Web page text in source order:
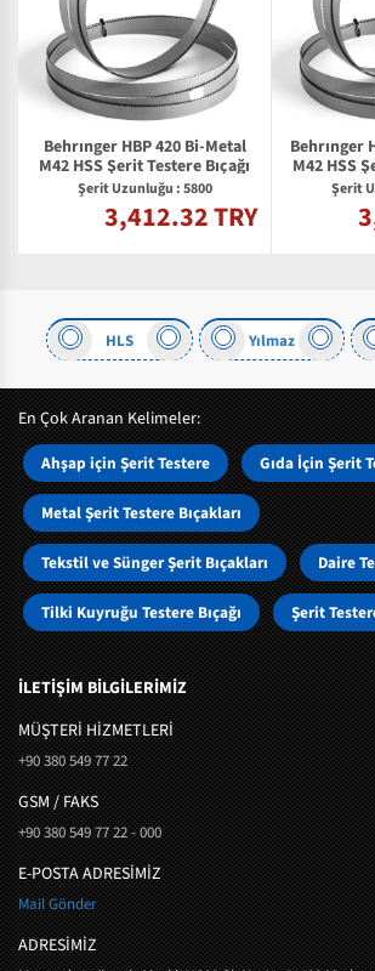
Behrınger HBP 420 Bi-Metal
M42 HSS Şerit Testere Bıçağı
Şerit Uzunluğu : 5800
3,412.32 TRY
Behrınger
M42 HSS
Şerit
HLS Yılmaz
En Çok Aranan Kelimeler:
Ahşap için Şerit Testere Gıda İçin Şerit
Metal Şerit Testere Bıçakları
Tekstil ve Sünger Şerit Bıçakları Daire
Tilki Kuyruğu Testere Bıçağı Şerit
İLETİŞİM BİLGİLERİMİZ
MÜŞTERI HIZMETLERI
+90 380 549 77 22
GSM / FAKS
+90 380 549 77 22 - 000
E-POSTA ADRESİMİZ
Mail Gönder
ADRESİMİZ